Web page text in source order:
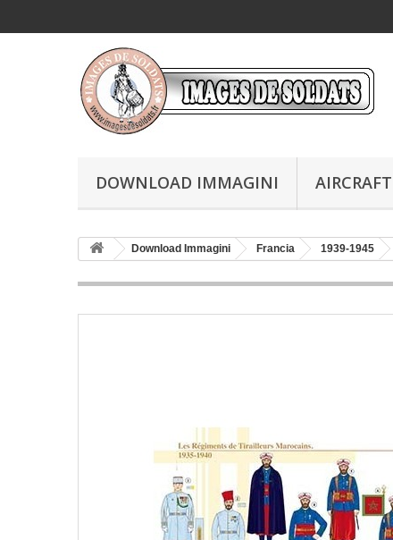
DOWNLOAD IMMAGINI
Download Immagini Francia 1939-1945